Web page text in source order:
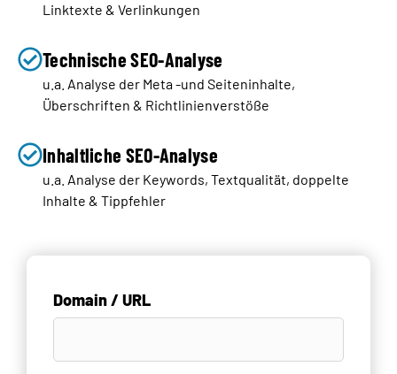
Linktexte & Verlinkungen
Technische SEO-Analyse
u.a. Analyse der Meta -und Seiteninhalte,
Überschriften & Richtlinienverstöße
Inhaltliche SEO-Analyse
u.a. Analyse der Keywords, Textqualität, doppelte
Inhalte & Tippfehler
Domain / URL